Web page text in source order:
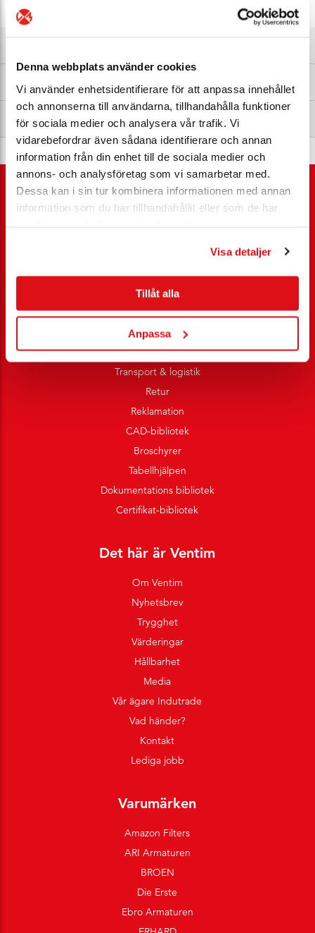
Denna webbplats använder cookies
Vi använder enhetsidentifierare för att anpassa innehållet
och annonserna till användarna, tillhandahålla funktioner
för sociala medier och analysera vår trafik. Vi
vidarebefordrar även sådana identifierare och annan
information från din enhet till de sociala medier och
annons- och analysföretag som vi samarbetar med.
Dessa kan i sin tur kombinera informationen med annan
information som du har tillhandahållit eller som de har
Visa detaljer
Tillåt alla
Anpassa
Om ARI Armaturen
Nedladdningsbart
Ansöka nykund
Rådgivning
Tjänster
Villkor e-handel
Leveransvillkor
Transport & logistik
Retur
Reklamation
CAD-bibliotek
Broschyrer
Tabellhjälpen
Dokumentations bibliotek
Certifikat-bibliotek
Det här är Ventim
Om Ventim
Nyhetsbrev
Trygghet
Värderingar
Hållbarhet
Media
Vår ägare Indutrade
Vad händer?
Kontakt
Lediga jobb
Varumärken
Amazon Filters
ARI Armaturen
BROEN
Die Erste
Ebro Armaturen